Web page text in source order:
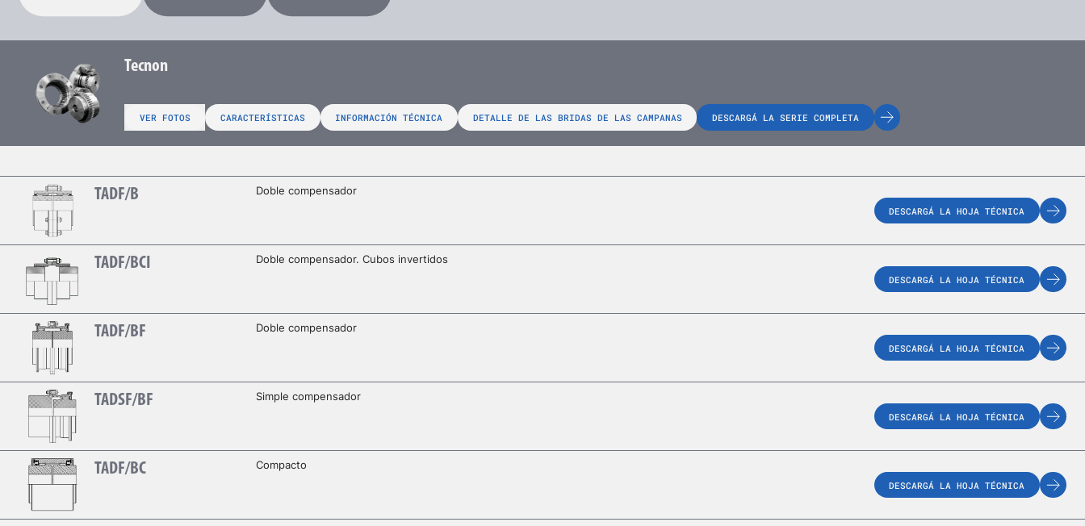
Tecnon
VER FOTOS CARACTERÍSTICAS INFORMACIÓN TÉCNICA DETALLE DE LAS BRIDAS DE LAS CAMPANAS DESCARGÁ LA SERIE COMPLETA
TADF/B Doble compensador
DESCARGÁ LA HOJA TÉCNICA
TADF/BCI Doble compensador. Cubos invertidos
DESCARGÁ LA HOJA TÉCNICA
TADF/BF Doble compensador
DESCARGÁ LA HOJA TÉCNICA
TADSF/BF Simple compensador
DESCARGÁ LA HOJA TÉCNICA
TADF/BC Compacto
DESCARGÁ LA HOJA TÉCNICA